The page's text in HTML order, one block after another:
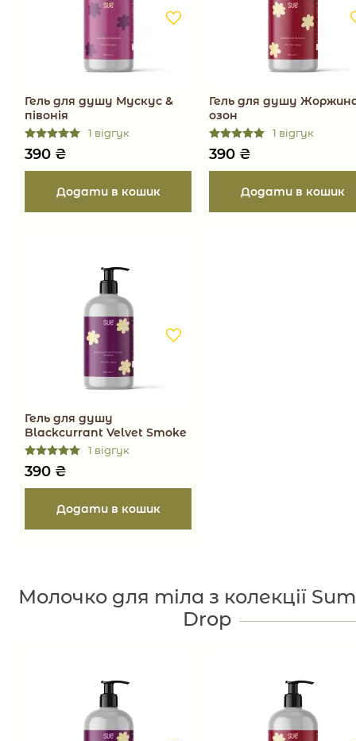
Гель для душу Мускус &
півонія
1 відгук
390 ₴
Гель для душу
озон
1 відгук
390 ₴
Гель для душу
Blackcurrant Velvet Smoke
1 відгук
390 ₴
Молочко для тіла з колекції
Drop